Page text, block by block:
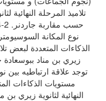
تلاميذ المرحلة النهائية
نوع المكانة
الذكاءات المتعددة لبعض
توجد علاقة ارتباطيه بين
مستويات الذكاءات
النهائية لثانوية زيري